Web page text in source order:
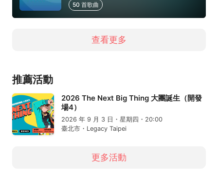
50 首歌曲
查看更多
推薦活動
2026 The Next Big Thing 大團誕生（開發
場4）
2026 年 9 月 3 日・星期四・20:00
臺北市・Legacy Taipei
更多活動